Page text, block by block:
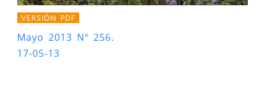
VERSIÓN PDF
Mayo 2013 Nº 256.
17-05-13